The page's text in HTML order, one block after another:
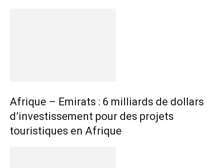
Afrique – Emirats : 6 milliards de dollars
d’investissement pour des projets
touristiques en Afrique